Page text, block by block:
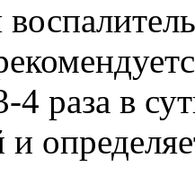
4 раза в